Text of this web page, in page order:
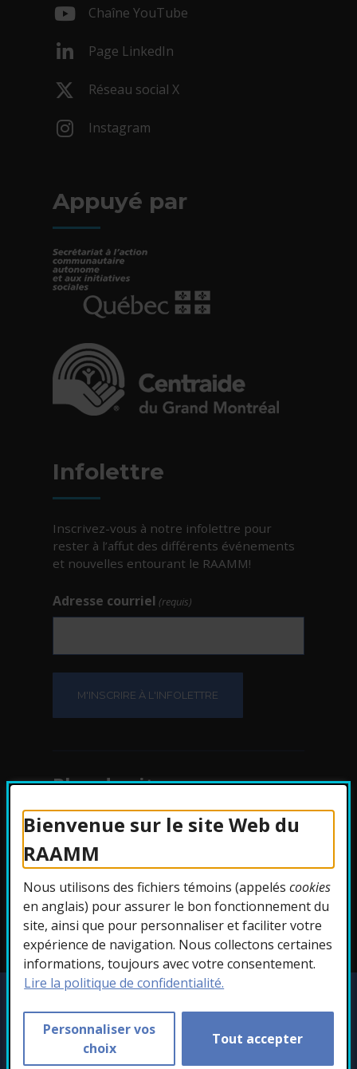
Bienvenue sur le site Web du
RAAMM
Nous utilisons des fichiers témoins (appeléscookies
en anglais) pour assurer le bon fonctionnement du
site, ainsi que pour personnaliser et faciliter votre
expérience de navigation. Nous collectons certaines
informations, toujours avec votre consentement.
Lire la politique de confidentialité.
Personnaliser vos
choix
Tout accepter
Chaîne YouTube
Page LinkedIn
Réseau social X
Instagram
Appuyé par
Infolettre
Inscrivez-vous à notre infolettre pour
rester à l’affut des différents événements
et nouvelles entourant le RAAMM!
Adresse courriel (requis)
Plan du site
Protection des
renseignements
Accessibilité
réservés.
Personnaliser les témoins